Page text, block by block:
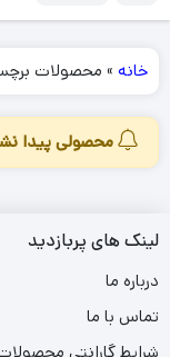
خانه » محصولات برچسب
محصولی پیدا
لینک های پربازدید
درباره ما
تماس با ما
شرایط گارانتی